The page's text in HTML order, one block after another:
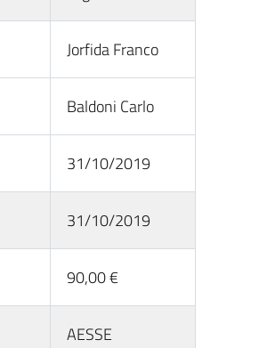
Jorfida Franco
Baldoni Carlo
31/10/2019
31/10/2019
90,00 €
AESSE